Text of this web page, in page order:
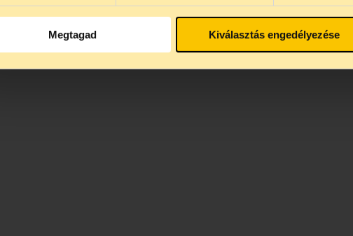
Megtagad Kiválasztás engedélyezése